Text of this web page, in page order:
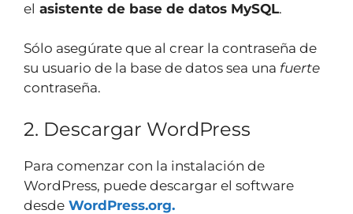
el asistente de base de datos MySQL.
Sólo asegúrate que al crear la contraseña de
su usuario de la base de datos sea una fuerte
contraseña.
2. Descargar WordPress
Para comenzar con la instalación de
WordPress, puede descargar el software
desde WordPress.org.